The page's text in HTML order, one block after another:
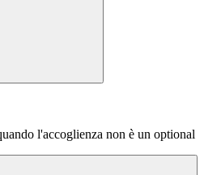
l'accoglienza non è un optional